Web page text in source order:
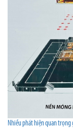
Nhiều phát hiện quan trọng